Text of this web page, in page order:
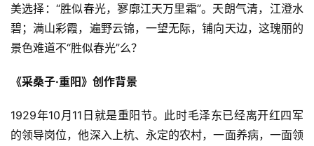
页
美选择：“胜似春光，寥廓江天万里霜”。天朗气清，江澄水
碧；满山彩霞，遍野云锦，一望无际，铺向天边，这瑰丽的
景色难道不“胜似春光”么？
《采桑子·重阳》创作背景
1929年10月11日就是重阳节。此时毛泽东已经离开红四军
的领导岗位，他深入上杭、永定的农村，一面养病，一面领